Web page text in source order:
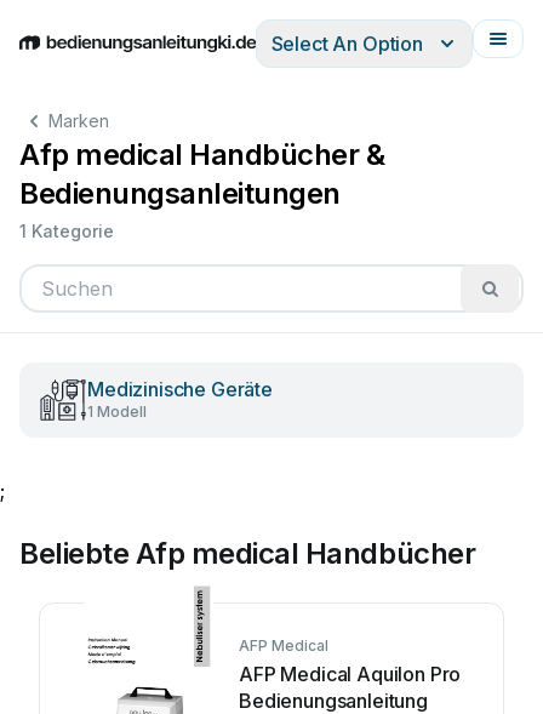
EnglishDeutschEspañolItalianoFrançais
Select An Option
Marken
Afp medical Handbücher &
Bedienungsanleitungen
1 Kategorie
Medizinische Geräte
1 Modell
;
Beliebte Afp medical Handbücher
AFP Medical
AFP Medical Aquilon Pro
Bedienungsanleitung